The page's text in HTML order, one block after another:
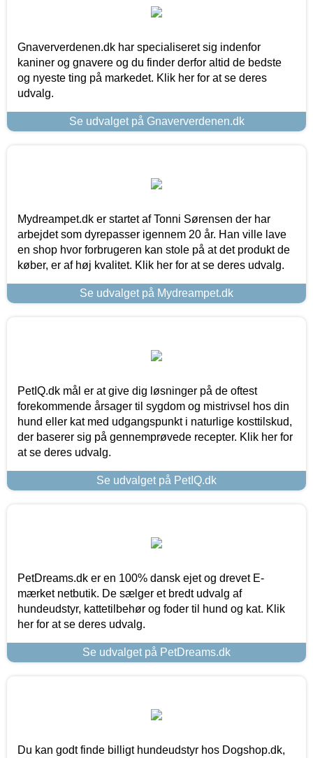
Gnaververdenen.dk har specialiseret sig indenfor
kaniner og gnavere og du finder derfor altid de bedste
og nyeste ting på markedet. Klik her for at se deres
udvalg.
Se udvalget på Gnaververdenen.dk
Mydreampet.dk er startet af Tonni Sørensen der har
arbejdet som dyrepasser igennem 20 år. Han ville lave
en shop hvor forbrugeren kan stole på at det produkt de
køber, er af høj kvalitet. Klik her for at se deres udvalg.
Se udvalget på Mydreampet.dk
PetIQ.dk mål er at give dig løsninger på de oftest
forekommende årsager til sygdom og mistrivsel hos din
hund eller kat med udgangspunkt i naturlige kosttilskud,
der baserer sig på gennemprøvede recepter. Klik her for
at se deres udvalg.
Se udvalget på PetIQ.dk
PetDreams.dk er en 100% dansk ejet og drevet E-
mærket netbutik. De sælger et bredt udvalg af
hundeudstyr, kattetilbehør og foder til hund og kat. Klik
her for at se deres udvalg.
Se udvalget på PetDreams.dk
Du kan godt finde billigt hundeudstyr hos Dogshop.dk,